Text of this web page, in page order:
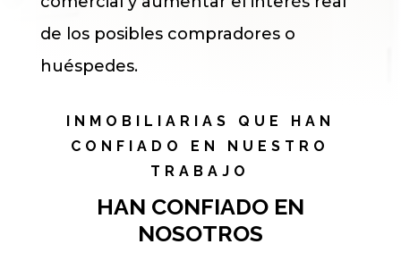
de los posibles compradores o
huéspedes.
INMOBILIARIAS QUE HAN
CONFIADO EN NUESTRO
TRABAJO
HAN CONFIADO EN
NOSOTROS